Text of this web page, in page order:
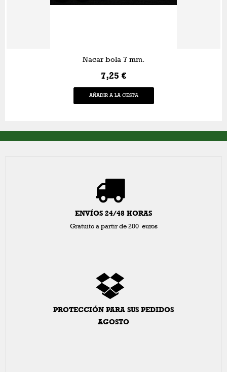
Nacar bola 7 mm.
7,25 €
AÑADIR A LA CESTA
ENVÍOS 24/48 HORAS
Gratuito a partir de 200 euros
PROTECCIÓN PARA SUS PEDIDOS
AGOSTO